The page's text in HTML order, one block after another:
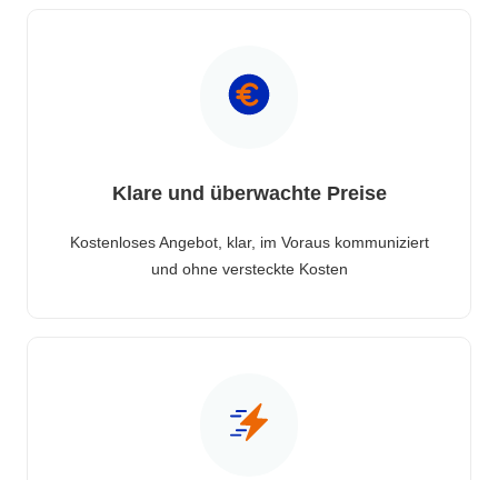
Klare und überwachte Preise
Kostenloses Angebot, klar, im Voraus kommuniziert
und ohne versteckte Kosten